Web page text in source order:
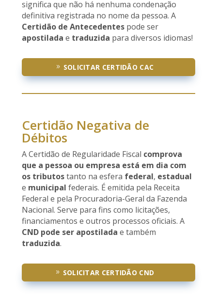
significa que não há nenhuma condenação
definitiva registrada no nome da pessoa. A
Certidão de Antecedentes pode ser
apostilada e traduzida para diversos idiomas!
SOLICITAR CERTIDÃO CAC
Certidão Negativa de
Débitos
A Certidão de Regularidade Fiscal comprova
que a pessoa ou empresa está em dia com
os tributostanto na esfera federal, estadual
e municipal federais. É emitida pela Receita
Federal e pela Procuradoria-Geral da Fazenda
Nacional. Serve para fins como licitações,
financiamentos e outros processos oficiais. A
CND pode ser apostilada e também
traduzida.
SOLICITAR CERTIDÃO CND